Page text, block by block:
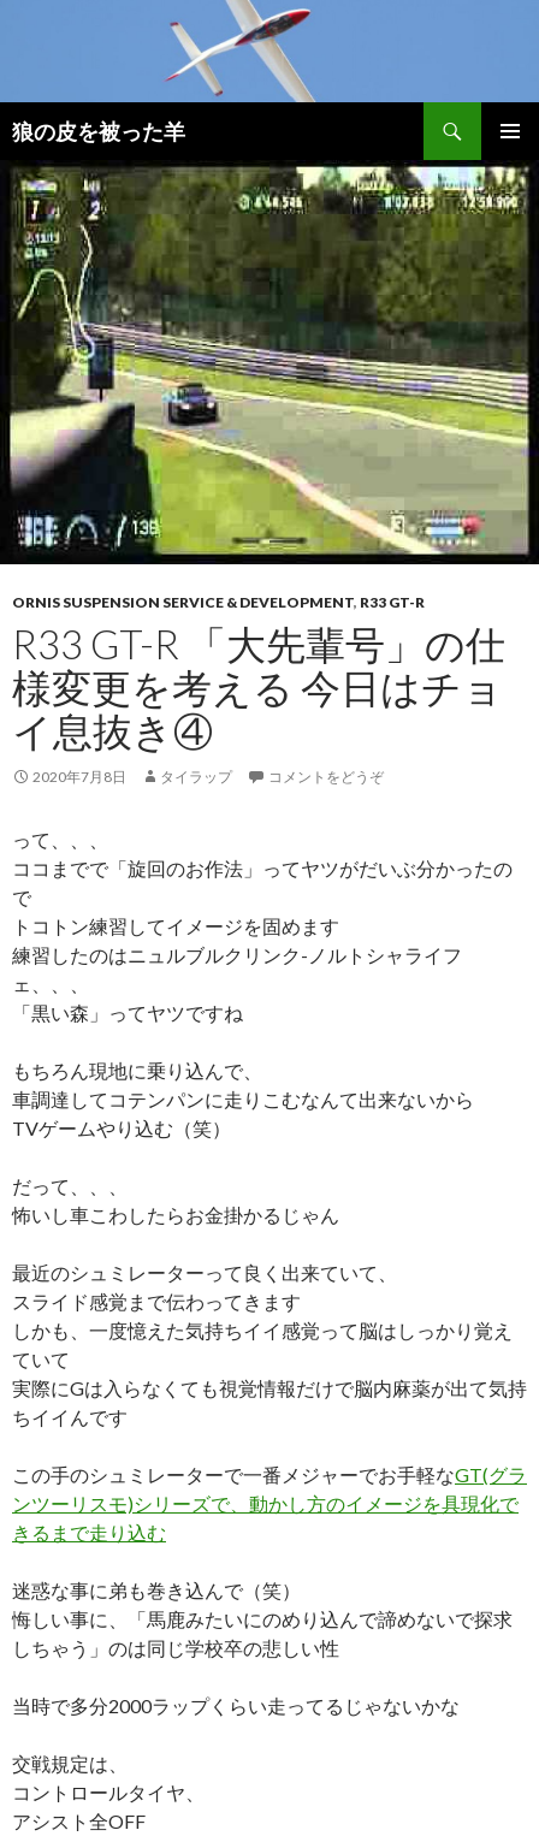
狼の皮を被った羊
検
索
メインメ
ニュー
ン
テ
ン
ツ
へ
移
ORNIS SUSPENSION SERVICE & DEVELOPMENT, R33 GT-R
R33 GT-R 「大先輩号」の仕
様変更を考える 今日はチョ
イ息抜き④
2020年7月8日 タイラップ コメントをどうぞ
って、、、
ココまでで「旋回のお作法」ってヤツがだいぶ分かったの
で
トコトン練習してイメージを固めます
練習したのはニュルブルクリンク-ノルトシャライフ
ェ、、、
「黒い森」ってヤツですね
もちろん現地に乗り込んで、
車調達してコテンパンに走りこむなんて出来ないから
TVゲームやり込む（笑）
だって、、、
怖いし車こわしたらお金掛かるじゃん
最近のシュミレーターって良く出来ていて、
スライド感覚まで伝わってきます
しかも、一度憶えた気持ちイイ感覚って脳はしっかり覚え
ていて
実際にGは入らなくても視覚情報だけで脳内麻薬が出て気持
ちイイんです
この手のシュミレーターで一番メジャーでお手軽なGT(グラ
ンツーリスモ)シリーズで、動かし方のイメージを具現化で
きるまで走り込む
迷惑な事に弟も巻き込んで（笑）
悔しい事に、「馬鹿みたいにのめり込んで諦めないで探求
しちゃう」のは同じ学校卒の悲しい性
当時で多分2000ラップくらい走ってるじゃないかな
交戦規定は、
コントロールタイヤ、
アシスト全OFF